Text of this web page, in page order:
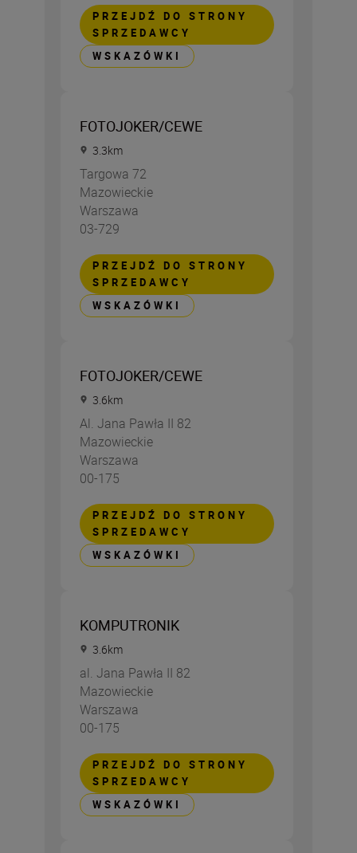
PRZEJDŹ DO STRONY
SPRZEDAWCY
WSKAZÓWKI
FOTOJOKER/CEWE
3.3km
Targowa 72
Mazowieckie
Warszawa
03-729
PRZEJDŹ DO STRONY
SPRZEDAWCY
WSKAZÓWKI
FOTOJOKER/CEWE
3.6km
Al. Jana Pawła II 82
Mazowieckie
Warszawa
00-175
PRZEJDŹ DO STRONY
SPRZEDAWCY
WSKAZÓWKI
KOMPUTRONIK
3.6km
al. Jana Pawła II 82
Mazowieckie
Warszawa
00-175
PRZEJDŹ DO STRONY
SPRZEDAWCY
WSKAZÓWKI